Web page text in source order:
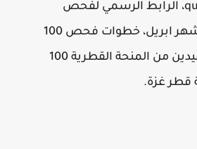
رابط فحص 100 دولار شهر ابريل 2021، موقع الحصول علي منحة قطر 100 دولار عبر موقع query.gov.ps، الرابط الرسمي لفحص
اسماء المستفيدين من المنحة القطرية غزة، الموقع الرسمي لفحص المائة دولار منحة قطر غزة عن شهر ابريل، خطوات فحص 100
دولار شهر 4، موعد صرف منحة قطر 100 دولار للأسر المستحقة في قطاع غزة، الاستعلام عن المستفيدين من المنحة القطرية 100